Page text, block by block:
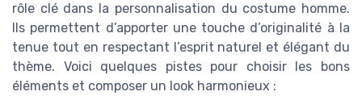
rôle clé dans la personnalisation du costume homme.
Ils permettent d’apporter une touche d’originalité à la
tenue tout en respectant l’esprit naturel et élégant du
thème. Voici quelques pistes pour choisir les bons
éléments et composer un look harmonieux :